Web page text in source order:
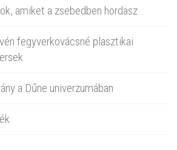
amiket a zsebedben hordasz
fegyverkovácsné plasztikai
a Dűne univerzumában